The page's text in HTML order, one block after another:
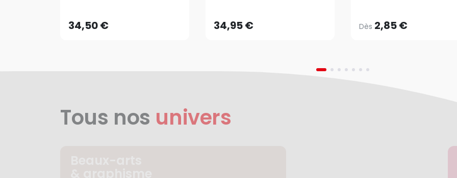
34,50 €AJOUTER AU PANIER 34,95 €AJOUTER AU PANIER Dès 2,85 €
Tous nos univers